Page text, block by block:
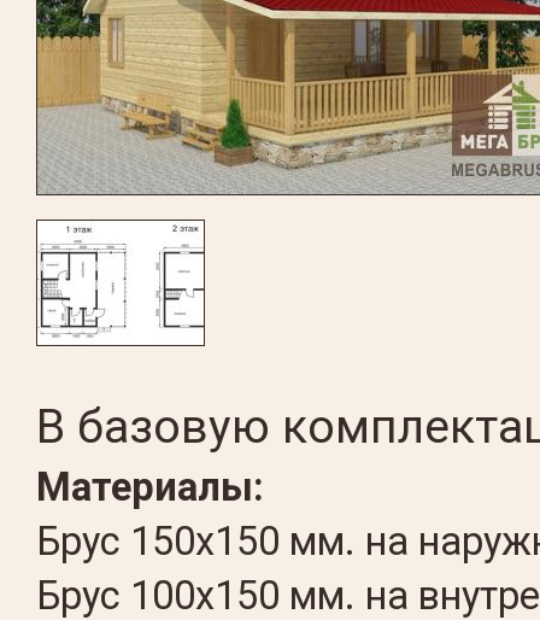
В базовую
Материалы:
Брус 150х150 мм. на
Брус 100х150 мм. на